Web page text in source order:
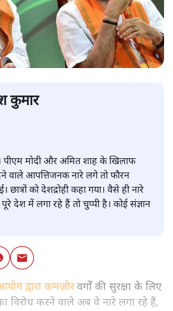
कुमार
पीएम मोदी और अमित शाह के खिलाफ
आपत्तिजनक नारे लगे तो फौरन
को देशद्रोही कहा गया। वैसे ही नारे
पूरे देश में लगा रहे हैं तो चुप्पी है। कोई संज्ञान
द्वारा कमज़ोरवर्गों की सुरक्षा के लिए
विरोध करने वाले अब वे नारे लगा रहे हैं,